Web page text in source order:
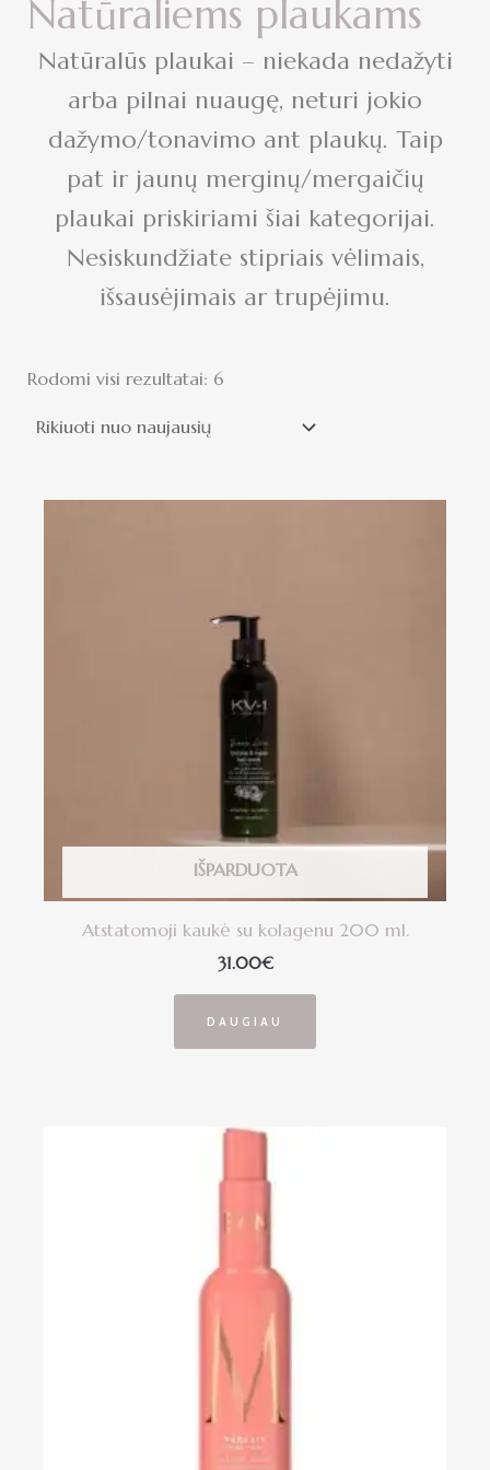
Natūraliems plaukams
Natūralūs plaukai – niekada nedažyti
arba pilnai nuaugę, neturi jokio
dažymo/tonavimo ant plaukų. Taip
pat ir jaunų merginų/mergaičių
plaukai priskiriami šiai kategorijai.
Nesiskundžiate stipriais vėlimais,
išsausėjimais ar trupėjimu.
Rodomi visi rezultatai: 6
IŠPARDUOTA
Atstatomoji kaukė su kolagenu 200 ml.
31.00€
DAUGIAU